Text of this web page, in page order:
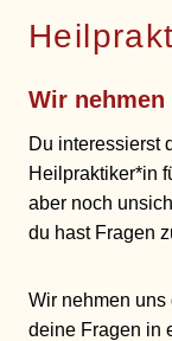
Wir
Du interessierst
Heilpraktiker*in
aber noch
du hast Fragen
Wir nehmen uns
deine Fragen in